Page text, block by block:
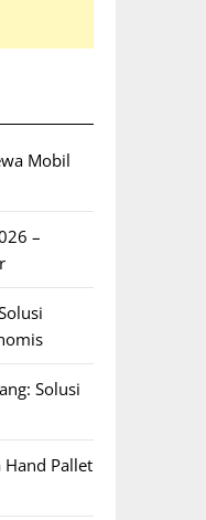
Mobil
–
Solusi
Hand Pallet